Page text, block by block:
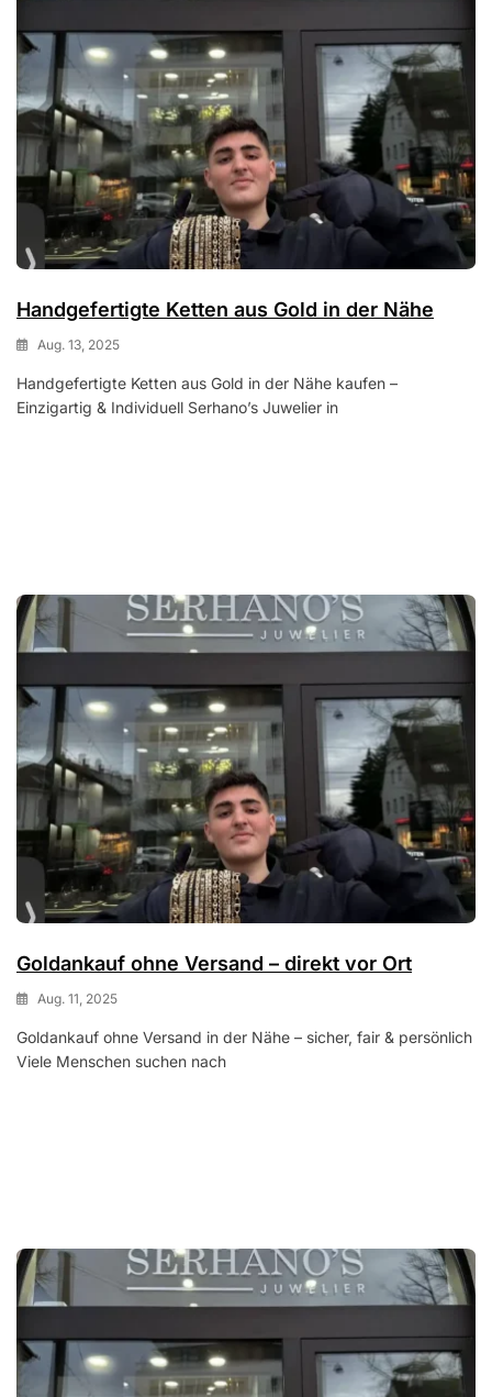
Handgefertigte Ketten aus Gold in der Nähe
Aug. 13, 2025
Handgefertigte Ketten aus Gold in der Nähe kaufen –
Einzigartig & Individuell Serhano’s Juwelier in
Goldankauf ohne Versand – direkt vor Ort
Aug. 11, 2025
Goldankauf ohne Versand in der Nähe – sicher, fair & persönlich
Viele Menschen suchen nach